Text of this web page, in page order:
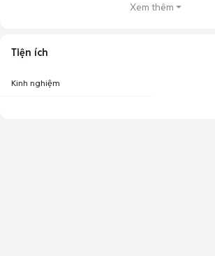
Xem thêm
Tiện ích
Kinh nghiệm